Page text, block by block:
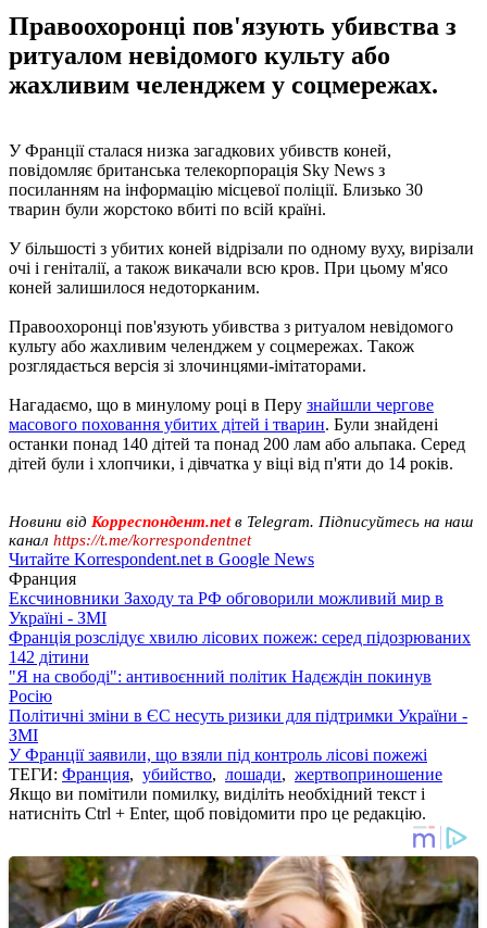
Правоохоронці пов'язують убивства з
ритуалом невідомого культу або
жахливим челенджем у соцмережах.
У Франції сталася низка загадкових убивств коней,
повідомляє британська телекорпорація Sky News з
посиланням на інформацію місцевої поліції. Близько 30
тварин були жорстоко вбиті по всій країні.
У більшості з убитих коней відрізали по одному вуху, вирізали
очі і геніталії, а також викачали всю кров. При цьому м'ясо
коней залишилося недоторканим.
Правоохоронці пов'язують убивства з ритуалом невідомого
культу або жахливим челенджем у соцмережах. Також
розглядається версія зі злочинцями-імітаторами.
Нагадаємо, що в минулому році в Перу знайшли чергове
масового поховання убитих дітей і тварин. Були знайдені
останки понад 140 дітей та понад 200 лам або альпака. Серед
дітей були і хлопчики, і дівчатка у віці від п'яти до 14 років.
Новини від Корреспондент.netв Telegram. Підписуйтесь на наш
канал https://t.me/korrespondentnet
Читайте Korrespondent.net в Google News
Франция
Ексчиновники Заходу та РФ обговорили можливий мир в
Україні - ЗМІ
Франція розслідує хвилю лісових пожеж: серед підозрюваних
142 дітини
"Я на свободі": антивоєнний політик Надєждін покинув
Росію
Політичні зміни в ЄС несуть ризики для підтримки України -
ЗМІ
У Франції заявили, що взяли під контроль лісові пожежі
ТЕГИ: Франция, убийство, лошади, жертвоприношение
Якщо ви помітили помилку, виділіть необхідний текст і
натисніть Ctrl + Enter, щоб повідомити про це редакцію.